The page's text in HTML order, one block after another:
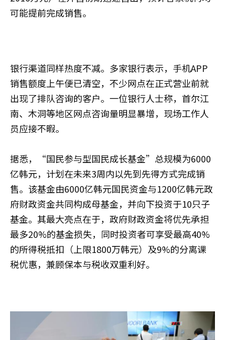
可能提前完成销售。
银行渠道同样热度不减。多家银行表示，手机APP
销售额度上午便已清空，不少网点在正式营业前就
出现了排队咨询的客户。一位银行人士称，首尔江
南、木洞等地区网点咨询量明显暴增，现场工作人
员应接不暇。
据悉，“国民参与型国民成长基金”总规模为6000
亿韩元，计划在未来3周内以先到先得方式完成销
售。该基金由6000亿韩元国民资金与1200亿韩元政
府财政资金共同构成母基金，并向下投资于10只子
基金。其最大亮点在于，政府财政资金将优先承担
最多20%的基金损失，同时投资者可享受最高40%
的所得税抵扣（上限1800万韩元）及9%的分离课
税优惠，兼顾保本与税收双重利好。